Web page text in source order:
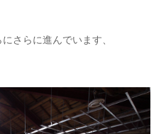
さらに進んでいます、